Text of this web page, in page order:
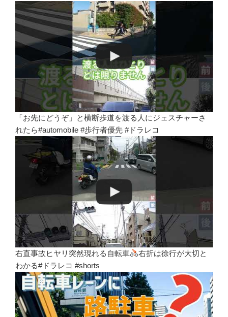
「お先にどうぞ」と横断歩道を渡る人にジェスチャーさ
れたら#automobile #歩行者優先 #ドラレコ
右直事故ヒヤリ突然現れる自転車
右折は徐行が大切と
わかる#ドラレコ #shorts